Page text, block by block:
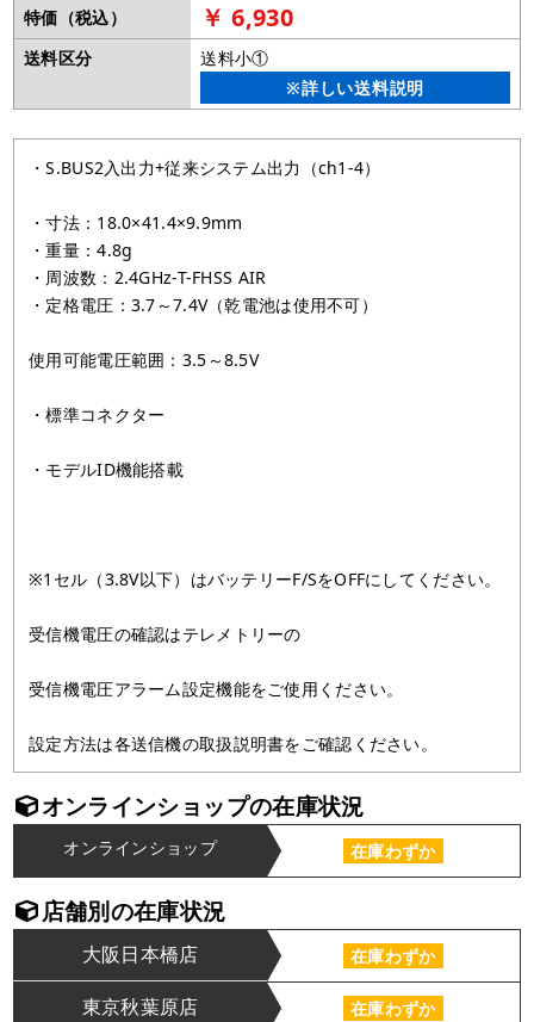
特価（税込）
￥ 6,930
送料区分
送料小①
※詳しい送料説明
・S.BUS2入出力+従来システム出力（ch1-4）
・寸法：18.0×41.4×9.9mm
・重量：4.8g
・周波数：2.4GHz-T-FHSS AIR
・定格電圧：3.7～7.4V（乾電池は使用不可）
使用可能電圧範囲：3.5～8.5V
・標準コネクター
・モデルID機能搭載
※1セル（3.8V以下）はバッテリーF/SをOFFにしてください。
受信機電圧の確認はテレメトリーの
受信機電圧アラーム設定機能をご使用ください。
設定方法は各送信機の取扱説明書をご確認ください。
オンラインショップの在庫状況
オンラインショップ 在庫わずか
店舗別の在庫状況
大阪日本橋店 在庫わずか
東京秋葉原店 在庫わずか